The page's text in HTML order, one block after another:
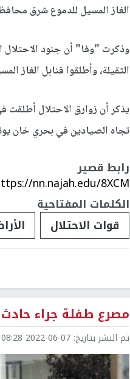
الغاز المسيل للدموع شرق
وذكرت "وفا" أن جنود الاحتلال
الثقيلة، وأطلقوا قنابل الغاز
يذكر أن زوارق الاحتلال أطلقت
تجاه الصيادين في بحري خان
رابط قصير
nn.najah.edu/8XCM/
الكلمات المفتاحية
قوات الاحتلال
مصرع طفلة جراء
تم النشر بتاريخ: 2022-06-07 08:28